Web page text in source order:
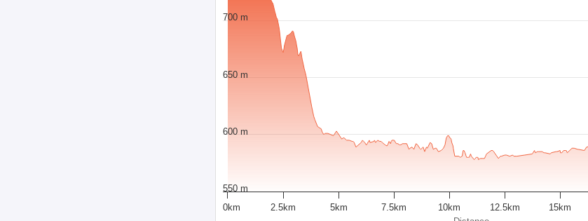
0km 2.5km 5km 7.5km 10km 12.5km 15km
550 m
600 m
650 m
700 m